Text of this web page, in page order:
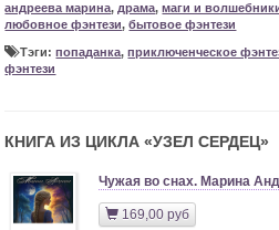
андреева марина, драма,маги и
любовное фэнтези,бытовое фэнтези
Тэги:попаданка,приключенческое
фэнтези
КНИГА ИЗ ЦИКЛА «УЗЕЛ СЕРДЕЦ»
Чужая во снах. Марина
169,00 руб